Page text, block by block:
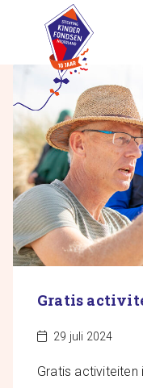
Gratis
29 juli 2024
Gratis activiteiten